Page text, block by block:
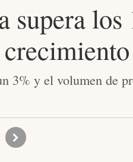
supera
3% y el volumen de